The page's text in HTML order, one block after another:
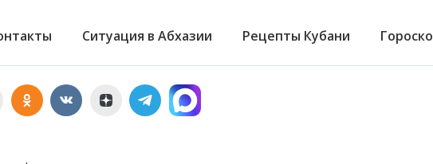
Ситуация в Абхазии Рецепты Кубани